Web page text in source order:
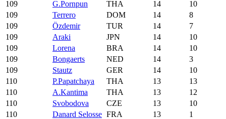
109
G.Pornpun THA 14
10
109
Terrero DOM 14
8
109
Özdemir TUR 14
7
109
Araki JPN 14
10
109
Lorena BRA 14
10
109
Bongaerts NED 14
3
109
Stautz GER 14
10
110
P.Papatchaya THA 13
13
110
A.Kantima THA 13
12
110
Svobodova CZE 13
10
110
Danard Selosse FRA 13
1